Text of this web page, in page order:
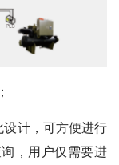
计，可方便进行
，用户仅需要进